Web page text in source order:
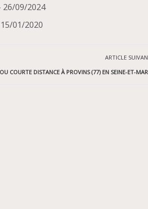
26/09/2024
01/2020
ARTICLE
COURTE DISTANCE À PROVINS (77) EN SEINE-ET-